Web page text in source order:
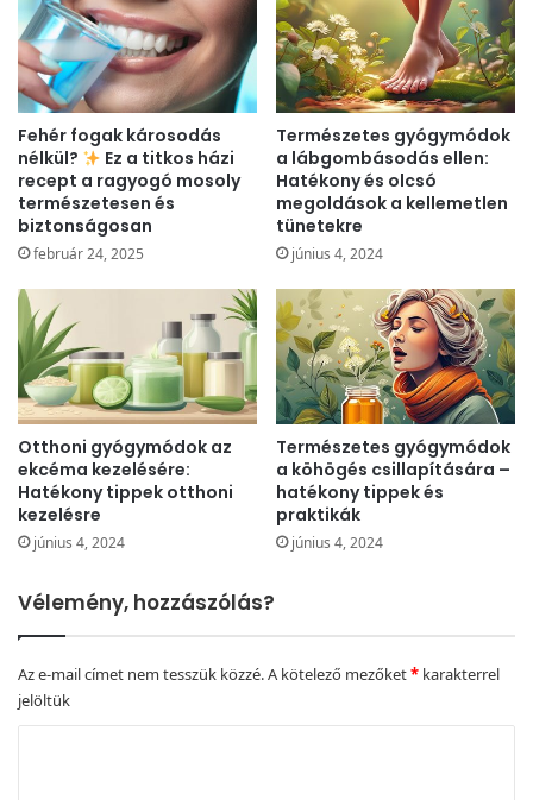
Fehér fogak károsodás
nélkül?
Ez a titkos házi
recept a ragyogó mosoly
természetesen és
biztonságosan
február 24, 2025
Természetes gyógymódok
a lábgombásodás ellen:
Hatékony és olcsó
megoldások a kellemetlen
tünetekre
június 4, 2024
Otthoni gyógymódok az
ekcéma kezelésére:
Hatékony tippek otthoni
kezelésre
június 4, 2024
Természetes gyógymódok
a köhögés csillapítására –
hatékony tippek és
praktikák
június 4, 2024
Vélemény, hozzászólás?
Az e-mail címet nem tesszük közzé.A kötelező mezőket* karakterrel
jelöltük